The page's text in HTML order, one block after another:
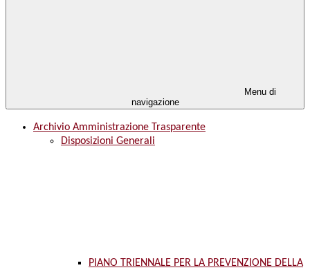
Menu di
navigazione
Archivio Amministrazione Trasparente
Disposizioni Generali
PIANO TRIENNALE PER LA PREVENZIONE DELLA